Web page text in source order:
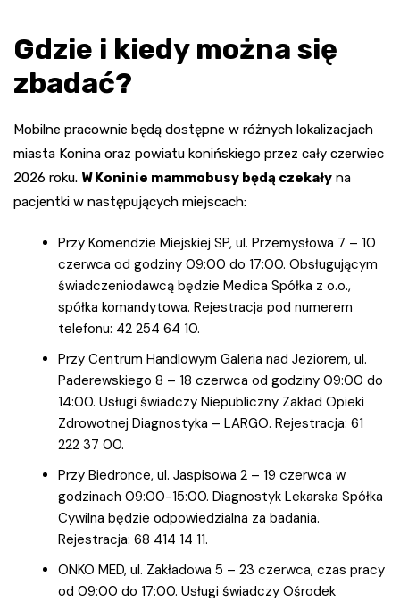
Gdzie i kiedy można się
zbadać?
Mobilne pracownie będą dostępne w różnych lokalizacjach
miasta Konina oraz powiatu konińskiego przez cały czerwiec
2026 roku. W Koninie mammobusy będą czekały na
pacjentki w następujących miejscach:
Przy Komendzie Miejskiej SP, ul. Przemysłowa 7 – 10
czerwca od godziny 09:00 do 17:00. Obsługującym
świadczeniodawcą będzie Medica Spółka z o.o.,
spółka komandytowa. Rejestracja pod numerem
telefonu: 42 254 64 10.
Przy Centrum Handlowym Galeria nad Jeziorem, ul.
Paderewskiego 8 – 18 czerwca od godziny 09:00 do
14:00. Usługi świadczy Niepubliczny Zakład Opieki
Zdrowotnej Diagnostyka – LARGO. Rejestracja: 61
222 37 00.
Przy Biedronce, ul. Jaspisowa 2 – 19 czerwca w
godzinach 09:00-15:00. Diagnostyk Lekarska Spółka
Cywilna będzie odpowiedzialna za badania.
Rejestracja: 68 414 14 11.
ONKO MED, ul. Zakładowa 5 – 23 czerwca, czas pracy
od 09:00 do 17:00. Usługi świadczy Ośrodek